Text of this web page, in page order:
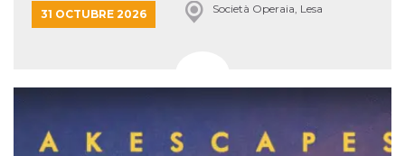
31 OCTUBRE 2026 Società Operaia, Lesa